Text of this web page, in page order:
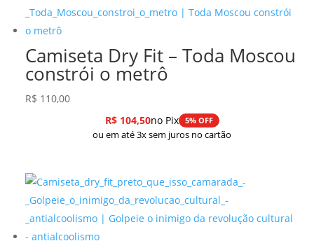
Camiseta Dry Fit – Toda Moscou
constrói o metrô
R$ 110,00
R$104,50no Pix 5% OFF
ou em até 3x sem juros no cartão